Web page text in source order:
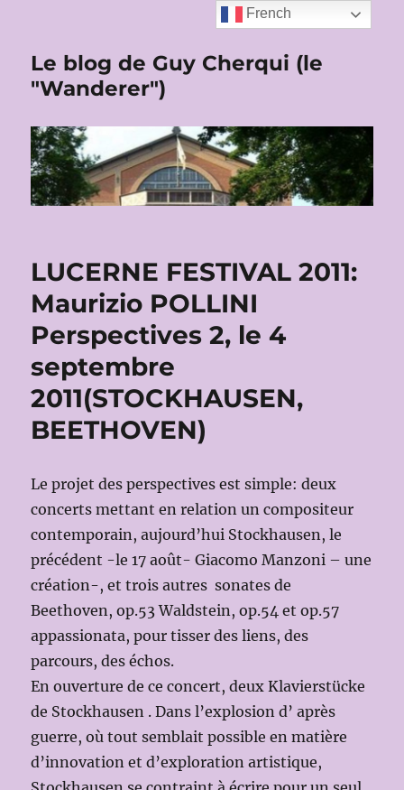
Le blog de Guy Cherqui (le
"Wanderer")
LUCERNE FESTIVAL 2011:
Maurizio POLLINI
Perspectives 2, le 4
septembre
2011(STOCKHAUSEN,
BEETHOVEN)
Le projet des perspectives est simple: deux
concerts mettant en relation un compositeur
contemporain, aujourd’hui Stockhausen, le
précédent -le 17 août- Giacomo Manzoni – une
création-, et trois autres sonates de
Beethoven, op.53 Waldstein, op.54 et op.57
appassionata, pour tisser des liens, des
parcours, des échos.
En ouverture de ce concert, deux Klavierstücke
de Stockhausen . Dans l’explosion d’ après
guerre, où tout semblait possible en matière
d’innovation et d’exploration artistique,
French